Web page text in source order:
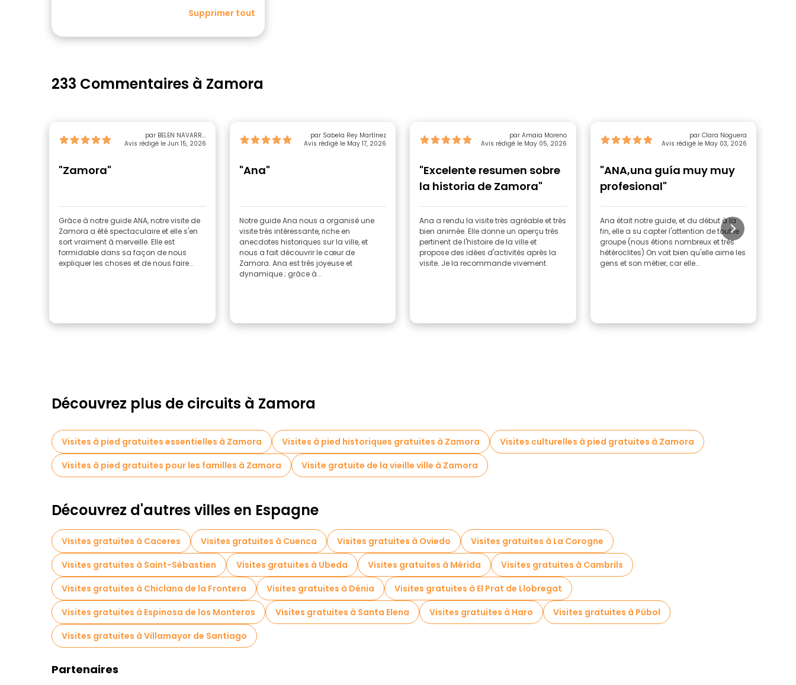
Supprimer tout
233 Commentaires à Zamora
par BELEN NAVARRO
HOMBRADOS
Avis rédigé le Jun 15, 2026
"Zamora"
Grâce à notre guide ANA, notre visite de
Zamora a été spectaculaire et elle s'en
sort vraiment à merveille. Elle est
formidable dans sa façon de nous
expliquer les choses et de nous faire...
par Sabela Rey Martínez
Avis rédigé le May 17, 2026
"Ana"
Notre guide Ana nous a organisé une
visite très intéressante, riche en
anecdotes historiques sur la ville, et
nous a fait découvrir le cœur de
Zamora. Ana est très joyeuse et
dynamique ; grâce à...
par Amaia Moreno
Avis rédigé le May 05, 2026
"Excelente resumen sobre
la historia de Zamora"
Ana a rendu la visite très agréable et très
bien animée. Elle donne un aperçu très
pertinent de l'histoire de la ville et
propose des idées d'activités après la
visite. Je la recommande vivement.
par Clara Noguera
Avis rédigé le May 03, 2026
"ANA,una guía muy muy
profesional"
Ana était notre guide, et du début à la
fin, elle a su capter l'attention de tout le
groupe (nous étions nombreux et très
hétéroclites) On voit bien qu'elle aime les
gens et son métier, car elle...
Découvrez plus de circuits à Zamora
Visites à pied gratuites essentielles à Zamora Visites à pied historiques gratuites à Zamora
Visites culturelles à pied gratuites à Zamora
Visites à pied gratuites pour les familles à Zamora
Visite gratuite de la vieille ville à Zamora
Découvrez d'autres villes en Espagne
Visites gratuites à Caceres Visites gratuites à Cuenca Visites gratuites à Oviedo
Visites gratuites à La Corogne
Visites gratuites à Saint-Sébastien
Visites gratuites à Ubeda Visites gratuites à Mérida
Visites gratuites à Cambrils
Visites gratuites à Chiclana de la Frontera
Visites gratuites à Dénia
Visites gratuites à El Prat de Llobregat
Visites gratuites à Espinosa de los Monteros
Visites gratuites à Santa Elena Visites gratuites à Haro
Visites gratuites à Púbol
Visites gratuites à Villamayor de Santiago
Partenaires